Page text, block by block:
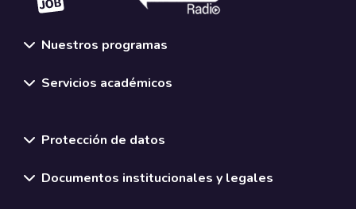
Nuestros programas
Servicios académicos
Protección de datos
Documentos institucionales y legales